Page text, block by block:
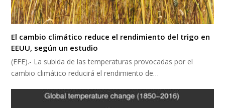
El cambio climático reduce el rendimiento del trigo en
EEUU, según un estudio
(EFE).- La subida de las temperaturas provocadas por el
cambio climático reducirá el rendimiento de…